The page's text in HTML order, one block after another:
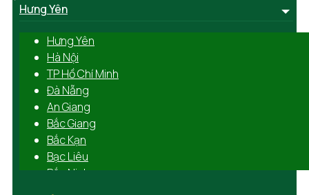
Hưng Yên
Hưng Yên
Hà Nội
TP Hồ Chí Minh
Đà Nẵng
An Giang
Bắc Giang
Bắc Kạn
Bạc Liêu
Bắc Ninh